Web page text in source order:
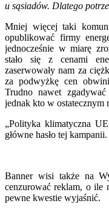
u sąsiadów. Dlatego
Mniej więcej taki
opublikować firmy
jednocześnie w miarę
stało się z cenami
zaserwowały nam za
za podwyżkę cen
Trudno nawet
jednak kto w ostatecznym
„Polityka klimatyczna
główne hasło tej kampanii.
Banner wisi także na
cenzurować reklam, o ile
pewne kwestie wyjaśnić.